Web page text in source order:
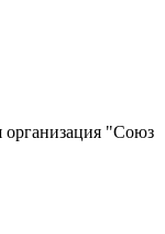
организация "Союз